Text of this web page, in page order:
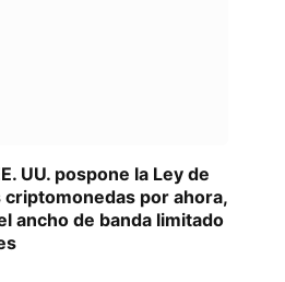
UU. pospone la Ley de
criptomonedas por ahora,
ancho de banda limitado